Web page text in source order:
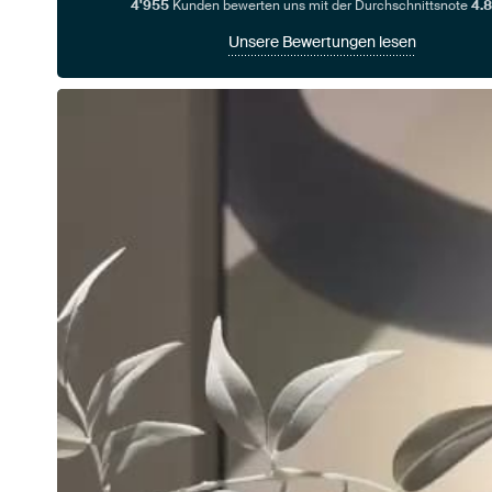
4'955 Kunden bewerten uns mit der Durchschnittsnote
Unsere Bewertungen lesen